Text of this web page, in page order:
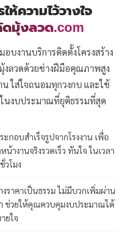
ห้ความไว้วางใจ
ดมุ้งลวด.com
อบงานบริการติดตั้งโครงสร้าง
งลวดด้วยช่างฝีมือคุณภาพสูง
ใส่ใจถนอมทุกวงกบ และใช้
นงบประมาณที่ยุติธรรมที่สุด
ะกอบสำเร็จรูปจากโรงงาน เพื่อ
น้างานจริงรวดเร็ว ทันใจ ในเวลา
วโมง
งราคาเป็นธรรม ไม่มีบวกเพิ่มผ่าน
ช่วยให้คุณควบคุมงบประมาณได้
ยใจ